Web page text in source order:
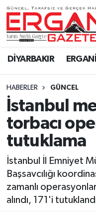
DİYARBAKIR ERGANİ
HABERLER GÜNCEL
İstanbul
torbacı
tutuklama
İstanbul İl Emniyet
Başsavcılığı
zamanlı
alındı, 171'i
DİYARBAKIR
BİSMİL
BAĞLAR
ERGANİ
Güncel
Eği̇ti̇m
Resmi İlanlar
Sağlık
Si̇yaset
Ergani Nöbetçi
Ergani Hava
Ergani Trafik
Süper Lig Puan
Tüm Manşetler
Son Dakika
Haber Arşivi